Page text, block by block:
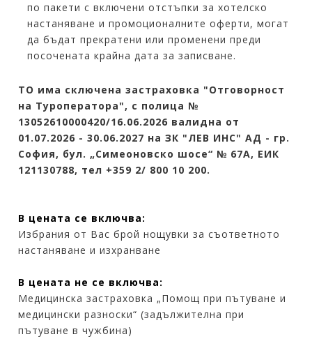
по пакети с включени отстъпки за хотелско
настаняване и промоционалните оферти, могат
да бъдат прекратени или променени преди
посочената крайна дата за записване.
ТO има сключена застраховка "Отговорност
на Туроператора", с полица №
13052610000420/16.06.2026 валидна от
01.07.2026 - 30.06.2027 на ЗК "ЛЕВ ИНС" АД - гр.
София, бул. „Симеоновско шосе“ № 67А, ЕИК
121130788, тел +359 2/ 800 10 200.
В цената се включва:
Избрания от Вас брой нощувки за съответното
настаняване и изхранване
В цената не се включва:
Медицинска застраховка „Помощ при пътуване и
медицински разноски“ (задължителна при
пътуване в чужбина)